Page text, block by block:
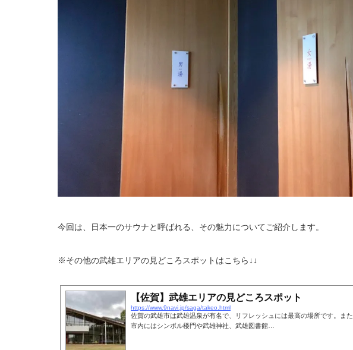
今回は、日本一のサウナと呼ばれる、その魅力についてご紹介します。
※その他の武雄エリアの見どころスポットはこちら↓↓
【佐賀】武雄エリアの見どころスポット
https://www.9navi.jp/saga/takeo.html
佐賀の武雄市は武雄温泉が有名で、リフレッシュには最高の場所です。また
市内にはシンボル楼門や武雄神社、武雄図書館…